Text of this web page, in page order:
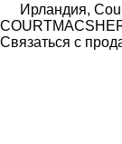
Ирландия,
Связаться с